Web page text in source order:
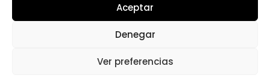
Aceptar
Denegar
Ver preferencias